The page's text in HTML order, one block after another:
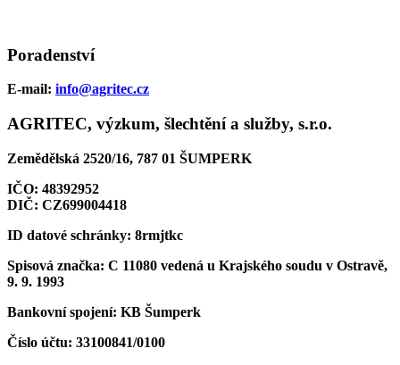
Poradenství
E-mail: info@agritec.cz
AGRITEC, výzkum, šlechtění a služby, s.r.o.
Zemědělská 2520/16, 787 01 ŠUMPERK
IČO: 48392952
DIČ: CZ699004418
ID datové schránky: 8rmjtkc
Spisová značka: C 11080 vedená u Krajského soudu v Ostravě,
9. 9. 1993
Bankovní spojení: KB Šumperk
Číslo účtu: 33100841/0100